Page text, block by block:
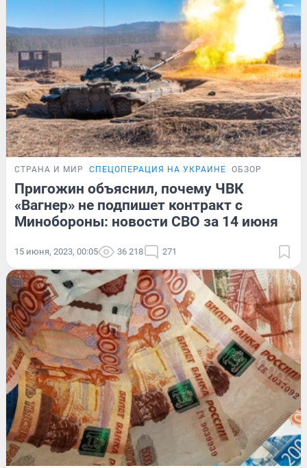
СТРАНА И МИР СПЕЦОПЕРАЦИЯ НА УКРАИНЕ ОБЗОР
Пригожин объяснил, почему ЧВК
«Вагнер» не подпишет контракт с
Минобороны: новости СВО за 14 июня
15 июня, 2023, 00:05 36 218 271